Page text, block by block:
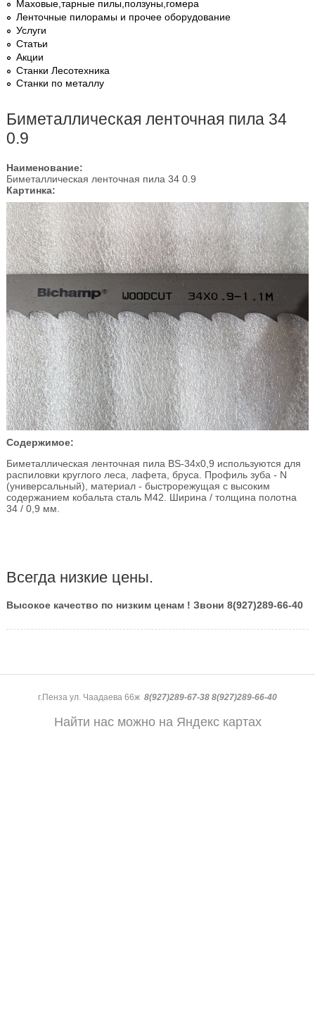
Маховые,тарные пилы,ползуны,гомера
Ленточные пилорамы и прочее оборудование
Услуги
Статьи
Акции
Станки Лесотехника
Станки по металлу
Биметаллическая ленточная пила 34
0.9
Наименование:
Биметаллическая ленточная пила 34 0.9
Картинка:
Содержимое:
Биметаллическая ленточная пила BS-34x0,9 используются для
распиловки круглого леса, лафета, бруса. Профиль зуба - N
(универсальный), материал - быстрорежущая с высоким
содержанием кобальта сталь M42. Ширина / толщина полотна
34 / 0,9 мм.
Всегда низкие цены.
Высокое качество по низким ценам ! Звони 8(927)289-66-40
г.Пенза ул. Чаадаева 66ж 8(927)289-67-38 8(927)289-66-40
Найти нас можно на Яндекс картах